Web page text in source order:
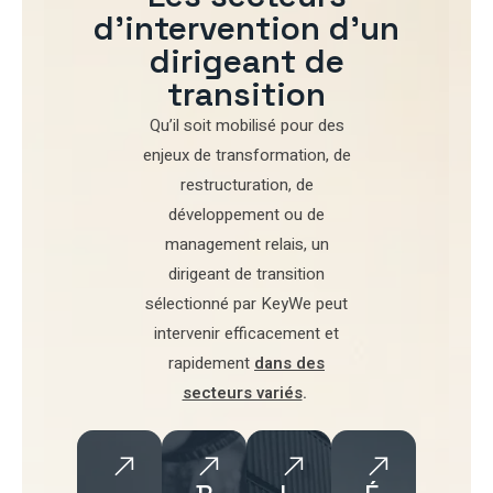
d'intervention d'un
dirigeant de
transition
Qu’il soit mobilisé pourdes
enjeux de transformation, de
restructuration, de
développementou de
management relais, un
dirigeant de transition
sélectionné par KeyWe peut
intervenir efficacement et
rapidement dans des
secteurs variés.